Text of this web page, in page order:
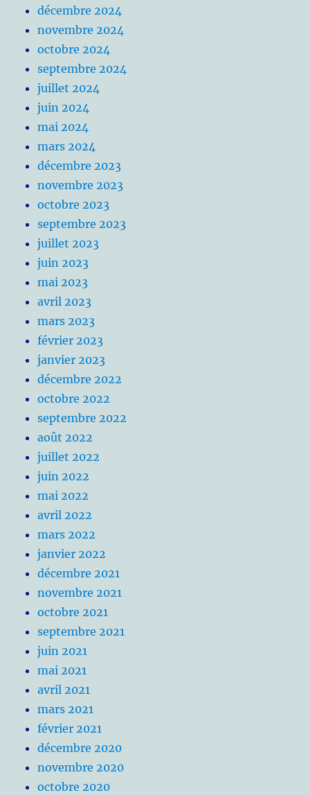
décembre 2024
novembre 2024
octobre 2024
septembre 2024
juillet 2024
juin 2024
mai 2024
mars 2024
décembre 2023
novembre 2023
octobre 2023
septembre 2023
juillet 2023
juin 2023
mai 2023
avril 2023
mars 2023
février 2023
janvier 2023
décembre 2022
octobre 2022
septembre 2022
août 2022
juillet 2022
juin 2022
mai 2022
avril 2022
mars 2022
janvier 2022
décembre 2021
novembre 2021
octobre 2021
septembre 2021
juin 2021
mai 2021
avril 2021
mars 2021
février 2021
décembre 2020
novembre 2020
octobre 2020